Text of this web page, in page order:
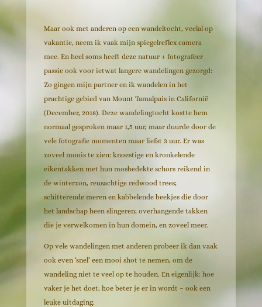
Maar ook met anderen op een wandeltocht, veelal op
vakantie, neem ik vaak mijn spiegelreflex camera
mee. En heel soms heeft deze natuur + fotografeer
passie ook voor ietwat langere wandelingen gezorgd:
Zo gingen mijn partner en ik wandelen in het
prachtige gebied van Mount Tamalpais in Californië
(December, 2018). Deze wandelingtocht kostte hem
normaal gesproken maar 1,5 uur, maar duurde door de
vele fotografie momenten maar liefst 3 uur. Er was
zoveel moois te zien: knoestige en kronkelende
eikentakken met hun mosbedekte schors reikend in
de winterzon, reusachtige redwood trees;
schitterende meren en kabbelende beekjes die door
het landschap heen slingeren; overhangende takken
die je verwelkomen in hun domein, en zoveel meer.
Op vele wandelingen met anderen probeer ik dan vaak
ook even ‘snel’ een mooi shot te nemen, om de
wandeling niet te veel op te houden. En eigenlijk: hoe
vaker je het doet, hoe beter je er in wordt – ook een
leuke uitdaging.